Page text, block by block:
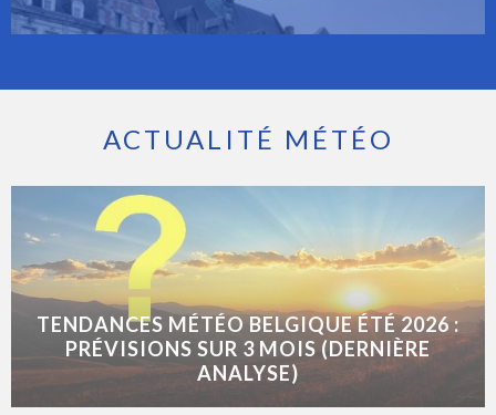
ACTUALITÉ MÉTÉO
TENDANCES MÉTÉO BELGIQUE ÉTÉ 2026 :
PRÉVISIONS SUR 3 MOIS (DERNIÈRE
ANALYSE)